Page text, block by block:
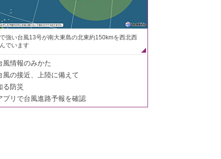
強い台風13号が南大東島の北東約150kmを西北西
でいます
風情報のみかた
風の接近、上陸に備えて
る防災
プリで台風進路予報を確認